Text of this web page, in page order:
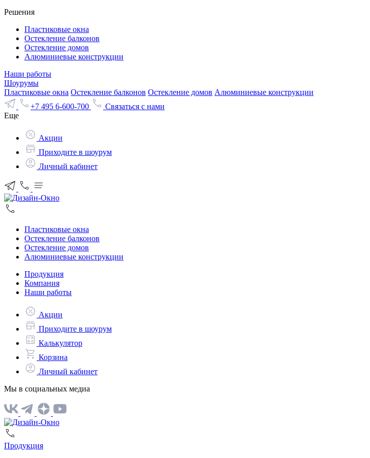
Решения
Пластиковые окна
Остекление балконов
Остекление домов
Алюминиевые конструкции
Наши работы
Шоурумы
Пластиковые окна Остекление балконов Остекление домов Алюминиевые конструкции
+7 495 6-600-700
Связаться с нами
Еще
Акции
Приходите в шоурум
Личный кабинет
Пластиковые окна
Остекление балконов
Остекление домов
Алюминиевые конструкции
Продукция
Компания
Наши работы
Акции
Приходите в шоурум
Калькулятор
Корзина
Личный кабинет
Мы в социальных медиа
Продукция